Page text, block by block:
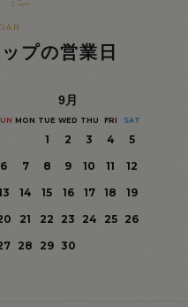
プの営業日
9月
MON TUE WED THU FRI SAT
1 2 3 4
5
6
7 8 9 10 11
12
14 15 16 17 18
19
21 22 23 24 25
26
28 29 30